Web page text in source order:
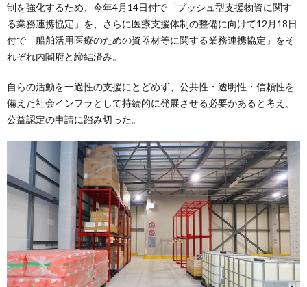
制を強化するため、今年4月14日付で「プッシュ型支援物資に関す
る業務連携協定」を、さらに医療支援体制の整備に向けて12月18日
付で「船舶活用医療のための資器材等に関する業務連携協定」をそ
れぞれ内閣府と締結済み。
自らの活動を一過性の支援にとどめず、公共性・透明性・信頼性を
備えた社会インフラとして持続的に発展させる必要があると考え、
公益認定の申請に踏み切った。